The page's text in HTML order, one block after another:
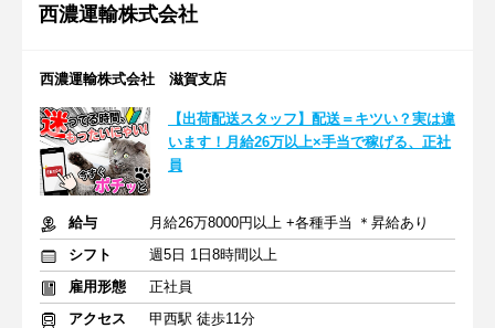
西濃運輸株式会社
西濃運輸株式会社 滋賀支店
【出荷配送スタッフ】配送＝キツい？実は違
います！月給26万以上×手当で稼げる、正社
員
給与
月給26万8000円以上 +各種手当 ＊昇給あり
シフト
週5日 1日8時間以上
雇用形態
正社員
アクセス
甲西駅 徒歩11分